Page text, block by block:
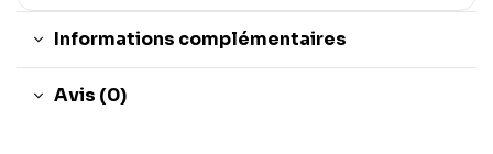
Informations complémentaires
Avis (0)